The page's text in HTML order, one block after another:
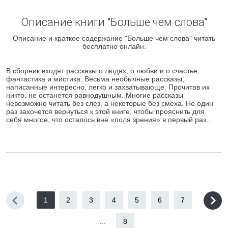
Описание книги "Больше чем слова"
Описание и краткое содержание "Больше чем слова" читать
бесплатно онлайн.
В сборник входят рассказы о людях, о любви и о счастье,
фантастика и мистика. Весьма необычные рассказы,
написанные интересно, легко и захватывающе. Прочитав их
никто, не останется равнодушным. Многие рассказы
невозможно читать без слез, а некоторые без смеха. Не один
раз захочется вернуться к этой книге, чтобы прояснить для
себя многое, что осталось вне «поля зрения» в первый раз…
1 2 3 4 5 6 7
8